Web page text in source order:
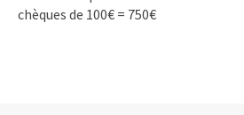
chèques de 100€ = 750€